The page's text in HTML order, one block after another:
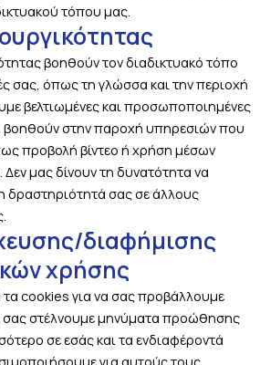
τόπου μας.
βοηθούν τον διαδικτυακό τόπο
σας, όπως τη γλώσσα και την περιοχή
βελτιωμένες και προσωποποιημένες
βοηθούν στην παροχή υπηρεσιών που
προβολή βίντεο ή χρήση μέσων
μας δίνουν τη δυνατότητα να
σας σε άλλους
διαφήμισης
χρήσης
cookies για να σας προβάλλουμε
σας στέλνουμε μηνύματα προώθησης
σε εσάς και τα ενδιαφέροντά
για αυτούς τους